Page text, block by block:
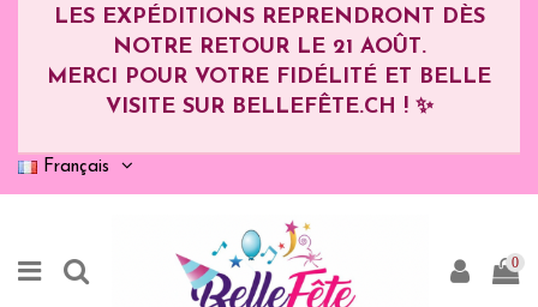
LES EXPÉDITIONS REPRENDRONT DÈS
NOTRE RETOUR LE 21 AOÛT.
MERCI POUR VOTRE FIDÉLITÉ ET BELLE
VISITE SUR BELLEFÊTE.CH ! ✨
Français
0